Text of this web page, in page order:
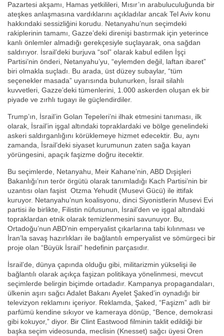
Pazartesi akşamı, Hamas yetkilileri, Mısır’ın arabuluculuğunda bir
ateşkes anlaşmasına vardıklarını açıkladılar ancak Tel Aviv konu
hakkındaki sessizliğini korudu. Netanyahu’nun seçimdeki
rakiplerinin tamamı, Gazze’deki direnişi bastırmak için yeterince
kanlı önlemler almadığı gerekçesiyle suçlayarak, ona sağdan
saldırıyor. İsrail’deki burjuva “sol” olarak kabul edilen İşçi
Partisi’nin önderi, Netanyahu’yu, “eylemden değil, laftan ibaret”
biri olmakla suçladı. Bu arada, üst düzey subaylar, “tüm
seçenekler masada” uyarısında bulunurken, İsrail silahlı
kuvvetleri, Gazze’deki tümenlerini, 1.000 askerden oluşan ek bir
piyade ve zırhlı tugayı ile güçlendirdiler.
Trump’ın, İsrail’in Golan Tepeleri’ni ilhak etmesini tanıması, ilk
olarak, İsrail’in işgal altındaki topraklardaki ve bölge genelindeki
askeri saldırganlığını körüklemeye hizmet edecektir. Bu, aynı
zamanda, İsrail’deki siyaset kurumunun zaten sağa kayan
yörüngesini, apaçık faşizme doğru itecektir.
Bu seçimlerde, Netanyahu, Meir Kahane’nin, ABD Dışişleri
Bakanlığı’nın terör örgütü olarak tanımladığı Kach Partisi’nin bir
uzantısı olan faşist Otzma Yehudit (Musevi Gücü) ile ittifak
kuruyor. Netanyahu’nun koalisyonu, dinci Siyonistlerin Musevi Evi
partisi ile birlikte, Filistin nüfusunun, İsrail’den ve işgal altındaki
topraklardan etnik olarak temizlenmesini savunuyor. Bu,
Ortadoğu’nun ABD’nin emperyalist çıkarlarına tabi kılınması ve
İran’la savaş hazırlıkları ile bağlantılı emperyalist ve sömürgeci bir
proje olan “Büyük İsrail” hedefinin parçasıdır.
İsrail’de, dünya çapında olduğu gibi, militarizmin yükselişi ile
bağlantılı olarak açıkça faşizan politikaya yönelinmesi, mevcut
seçimlerde belirgin biçimde ortadadır. Kampanya propagandaları,
ülkenin aşırı sağcı Adalet Bakanı Ayelet Şaked’in oynadığı bir
televizyon reklamını içeriyor. Reklamda, Şaked, “Faşizm” adlı bir
parfümü kendine sıkıyor ve kameraya dönüp, “Bence, demokrasi
gibi kokuyor,” diyor. Bir Clint Eastwood filminin taklit edildiği bir
başka seçim videosunda, meclisin (Knesset) sağcı üyesi Oren